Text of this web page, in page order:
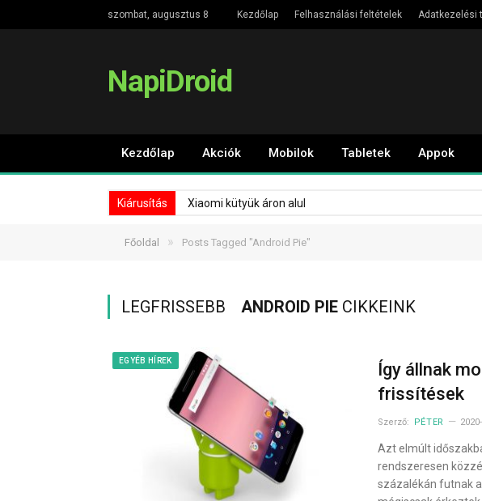
szombat, augusztus 8 Kezdőlap Felhasználási feltételek Adatkezelési
NapiDroid
Kezdőlap Akciók Mobilok Tabletek Appok
Kiárusítás Xiaomi kütyük áron alul
Főoldal » Posts Tagged "Android Pie"
LEGFRISSEBB ANDROID PIE CIKKEINK
EGYÉB HÍREK
Így állnak
frissítések
Szerző: PÉTER
Azt elmúlt
rendszeresen
százalékán futnak